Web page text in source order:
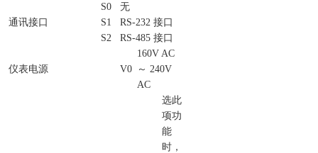
通讯接口
S0
无
S1
RS-232 接口
S2
RS-485 接口
仪表电源 V0
160V AC
～ 240V
AC
选此
项功
能
时，